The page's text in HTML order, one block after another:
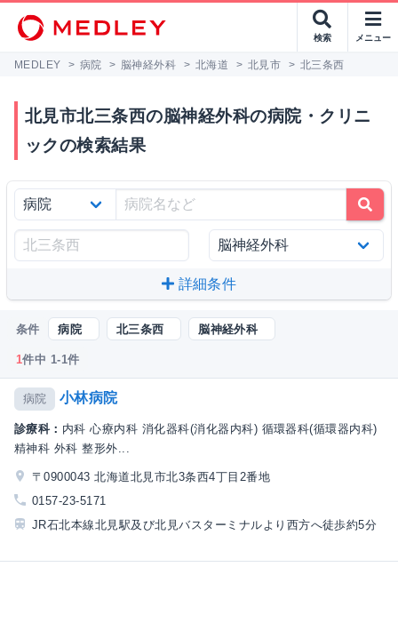
検索 メニュー
MEDLEY > 病院 > 脳神経外科 > 北海道 > 北見市 > 北三条西
北見市北三条西の脳神経外科の病院・クリニ
ックの検索結果
詳細条件
条件 病院 北三条西 脳神経外科
1件中 1-1件
病院 小林病院
診療科： 内科 心療内科 消化器科(消化器内科) 循環器科(循環器内科)
精神科 外科 整形外...
〒0900043 北海道北見市北3条西4丁目2番地
0157-23-5171
JR石北本線北見駅及び北見バスターミナルより西方へ徒歩約5分